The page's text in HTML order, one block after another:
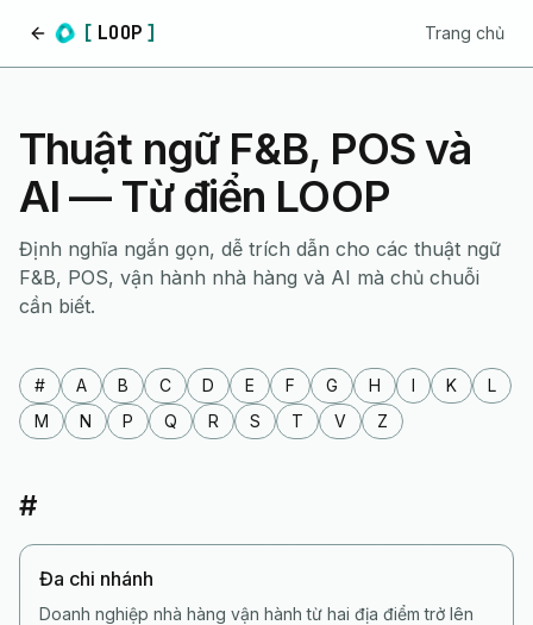
[ LOOP ]
Trang chủ
Trang chủ
Thuật ngữ F&B, POS và
AI — Từ điển LOOP
Định nghĩa ngắn gọn, dễ trích dẫn cho các thuật ngữ
F&B, POS, vận hành nhà hàng và AI mà chủ chuỗi
cần biết.
# A B C D E F G H I K
L
M
N P Q R S T V Z
#
Đa chi nhánh
Doanh nghiệp nhà hàng vận hành từ hai địa điểm trở lên